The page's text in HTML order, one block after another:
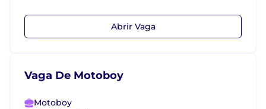
Abrir Vaga
Vaga De Motoboy
Motoboy